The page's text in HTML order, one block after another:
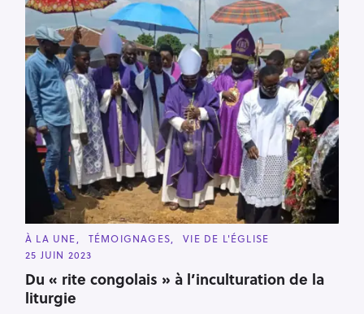
C
T
G
O
R
À LA UNE TÉMOIGNAGES
VIE DE L'ÉGLISE
25 JUIN 2023
Du « rite congolais » à l’inculturation de la
liturgie